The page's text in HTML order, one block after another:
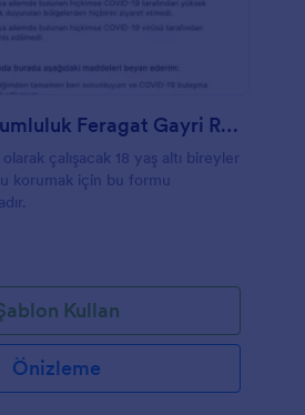
COVID 19 Sorumluluk Feragat Gayri Reşit Olanlar Formu
çalışacak 18 yaş altı bireyler
korumak için bu formu
Kullan
Önizleme